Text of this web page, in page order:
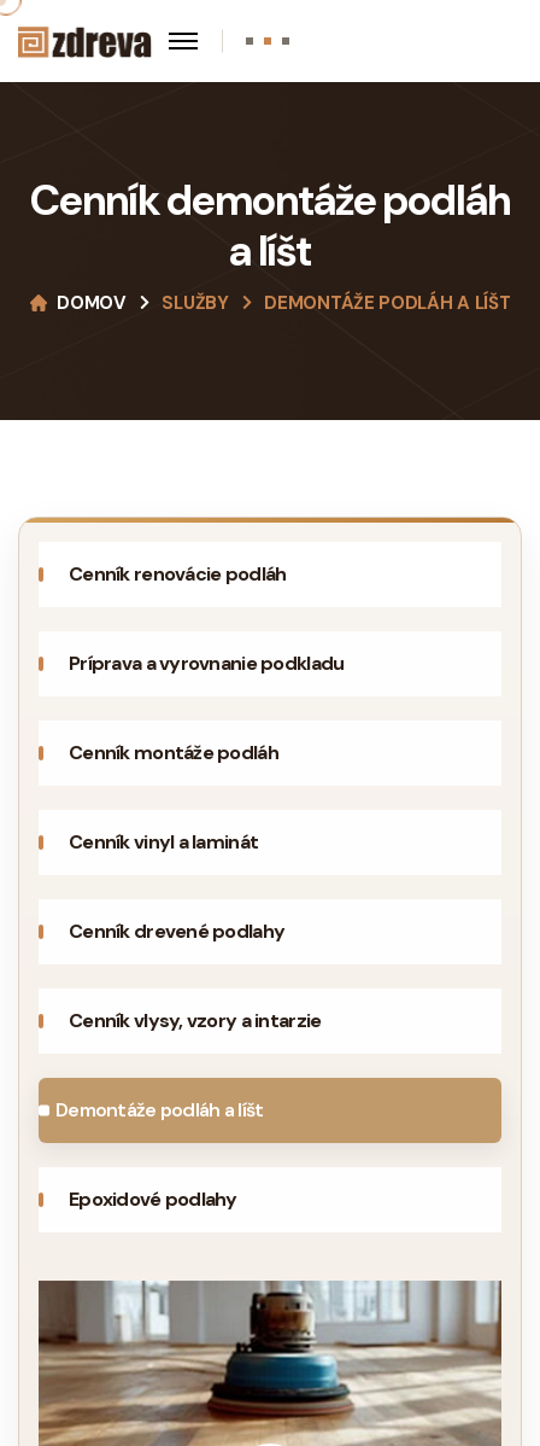
Cenník demontáže podláh
a líšt
DOMOV SLUŽBY DEMONTÁŽE PODLÁH A LÍŠT
Cenník renovácie podláh
Príprava a vyrovnanie podkladu
Cenník montáže podláh
Cenník vinyl a laminát
Cenník drevené podlahy
Cenník vlysy, vzory a intarzie
Demontáže podláh a líšt
Epoxidové podlahy